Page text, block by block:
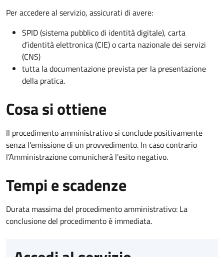
Per accedere al servizio, assicurati di avere:
SPID (sistema pubblico di identità digitale), carta
d’identità elettronica (CIE) o carta nazionale dei servizi
(CNS)
tutta la documentazione prevista per la presentazione
della pratica.
Cosa si ottiene
Il procedimento amministrativo si conclude positivamente
senza l’emissione di un provvedimento. In caso contrario
l’Amministrazione comunicherà l’esito negativo.
Tempi e scadenze
Durata massima del procedimento amministrativo: La
conclusione del procedimento è immediata.